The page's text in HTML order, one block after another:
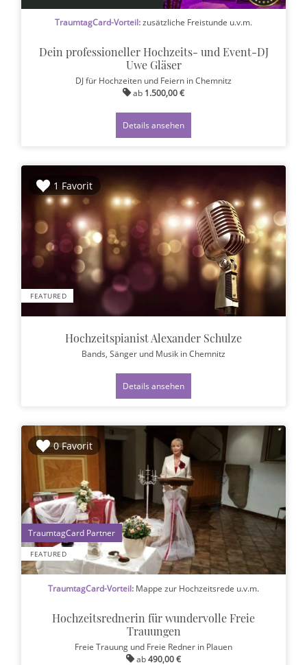
TraumtagCard-Vorteil:zusätzliche Freistunde u.v.m.
Dein professioneller Hochzeits- und Event-DJ
Uwe Gläser
DJ für Hochzeiten und Feiern in Chemnitz
ab 1.500,00 €
Details ansehen
1 Favorit
FEATURED
Hochzeitspianist Alexander Schulze
Bands, Sänger und Musik in Chemnitz
Details ansehen
0 Favorit
FEATURED
1
TraumtagCard-Vorteil: Mappe zur Hochzeitsrede u.v.m.
Hochzeitsrednerin für wundervolle Freie
Trauungen
Freie Trauung und Freie Redner in Plauen
ab490,00 €